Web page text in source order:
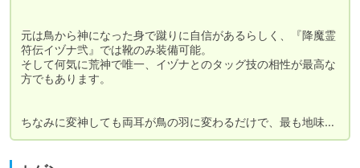
元は鳥から神になった身で蹴りに自信があるらしく、『降魔霊
符伝イヅナ弐』では靴のみ装備可能。
そして何気に荒神で唯一、イヅナとのタッグ技の相性が最高な
方でもあります。
ちなみに変神しても両耳が鳥の羽に変わるだけで、最も地味…